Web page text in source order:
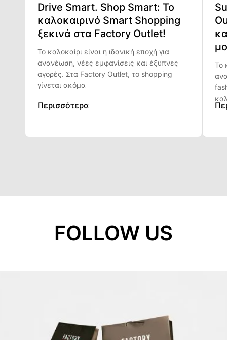
Drive Smart. Shop Smart: Το
καλοκαιρινό Smart Shopping
ξεκινά στα Factory Outlet!
Το καλοκαίρι είναι η ιδανική εποχή για
ανανέωση, νέες εμφανίσεις και έξυπνες
αγορές. Στα Factory Outlet, το shopping
γίνεται ακόμα
Περισσότερα
Το
FOLLOW US